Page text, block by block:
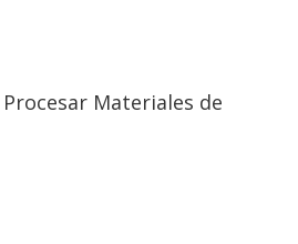
Materiales de